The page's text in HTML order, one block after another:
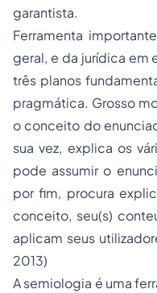
garantista.
Ferramenta
geral, e da jurídica em
três planos
pragmática. Grosso
o conceito do
sua vez, explica os
pode assumir o
por fim, procura
conceito, seu(s)
aplicam seus
2013)
A semiologia é uma